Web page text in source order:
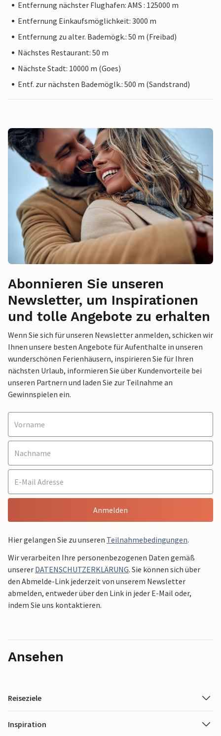
Entfernung nächster Flughafen: AMS : 125000 m
Entfernung Einkaufsmöglichkeit: 3000 m
Entfernung zu alter. Bademögk.: 50 m (Freibad)
Nächstes Restaurant: 50 m
Nächste Stadt: 10000 m (Goes)
Entf. zur nächsten Bademöglk.: 500 m (Sandstrand)
Abonnieren Sie unseren
Newsletter, um Inspirationen
und tolle Angebote zu erhalten
Wenn Sie sich für unseren Newsletter anmelden, schicken wir
Ihnen unsere besten Angebote für Aufenthalte in unseren
wunderschönen Ferienhäusern, inspirieren Sie für Ihren
nächsten Urlaub, informieren Sie über Kundenvorteile bei
unseren Partnern und laden Sie zur Teilnahme an
Gewinnspielen ein.
Anmelden
Hier gelangen Sie zu unseren Teilnahmebedingungen.
Wir verarbeiten Ihre personenbezogenen Daten gemäß
unserer DATENSCHUTZERKLÄRUNG. Sie können sich über
den Abmelde-Link jederzeit von unserem Newsletter
abmelden, entweder über den Link in jeder E-Mail oder,
indem Sie uns kontaktieren.
Ansehen
Reiseziele
Inspiration